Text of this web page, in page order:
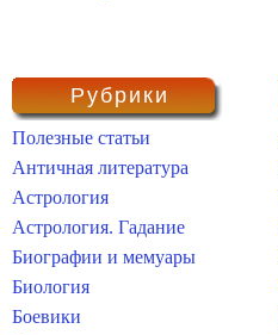
Рубрики
Полезные статьи
Античная литература
Астрология
Астрология. Гадание
Биографии и мемуары
Биология
Боевики